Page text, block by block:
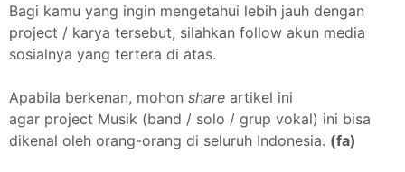
Bagi kamu yang ingin mengetahui lebih jauh dengan
project / karya tersebut, silahkan follow akun media
sosialnya yang tertera di atas.
Apabila berkenan, mohon share artikel ini
agar project Musik (band / solo / grup vokal) ini bisa
dikenal oleh orang-orang di seluruh Indonesia. (fa)